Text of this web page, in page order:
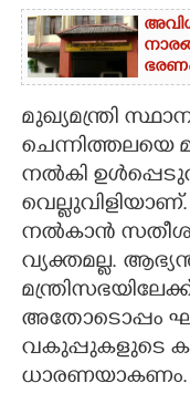
മുഖ്യമന്ത്രി
ചെന്നിത്തലയെ
നല്‍കി
വെല്ലുവിളിയാണ്.
നല്‍കാന്‍
വ്യക്തമല്ല.
അതോടൊപ്പം
വകുപ്പുകളുടെ
ധാരണയാകണം.